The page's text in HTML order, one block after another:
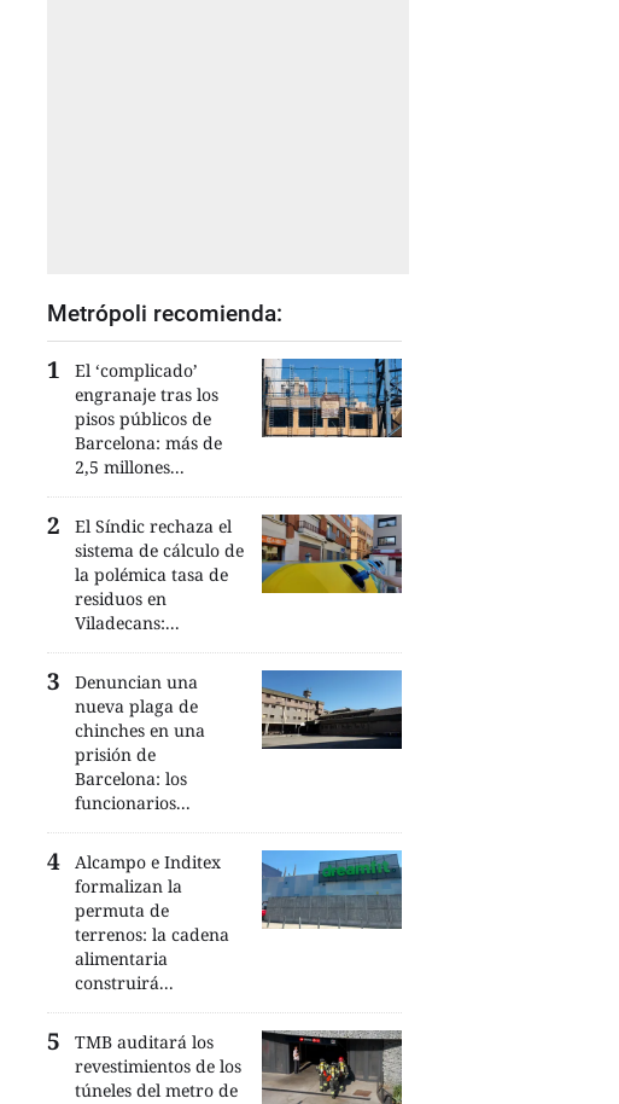
Metrópoli recomienda:
El ‘complicado’
engranaje tras los
pisos públicos de
Barcelona: más de
2,5 millones...
El Síndic rechaza el
sistema de cálculo de
la polémica tasa de
residuos en
Viladecans:...
Denuncian una
nueva plaga de
chinches en una
prisión de
Barcelona: los
funcionarios...
Alcampo e Inditex
formalizan la
permuta de
terrenos: la cadena
alimentaria
construirá...
TMB auditará los
revestimientos de los
túneles del metro de